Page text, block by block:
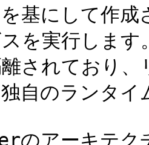
基にして作
を実行しま
されており
自のランタイ
アーキテク